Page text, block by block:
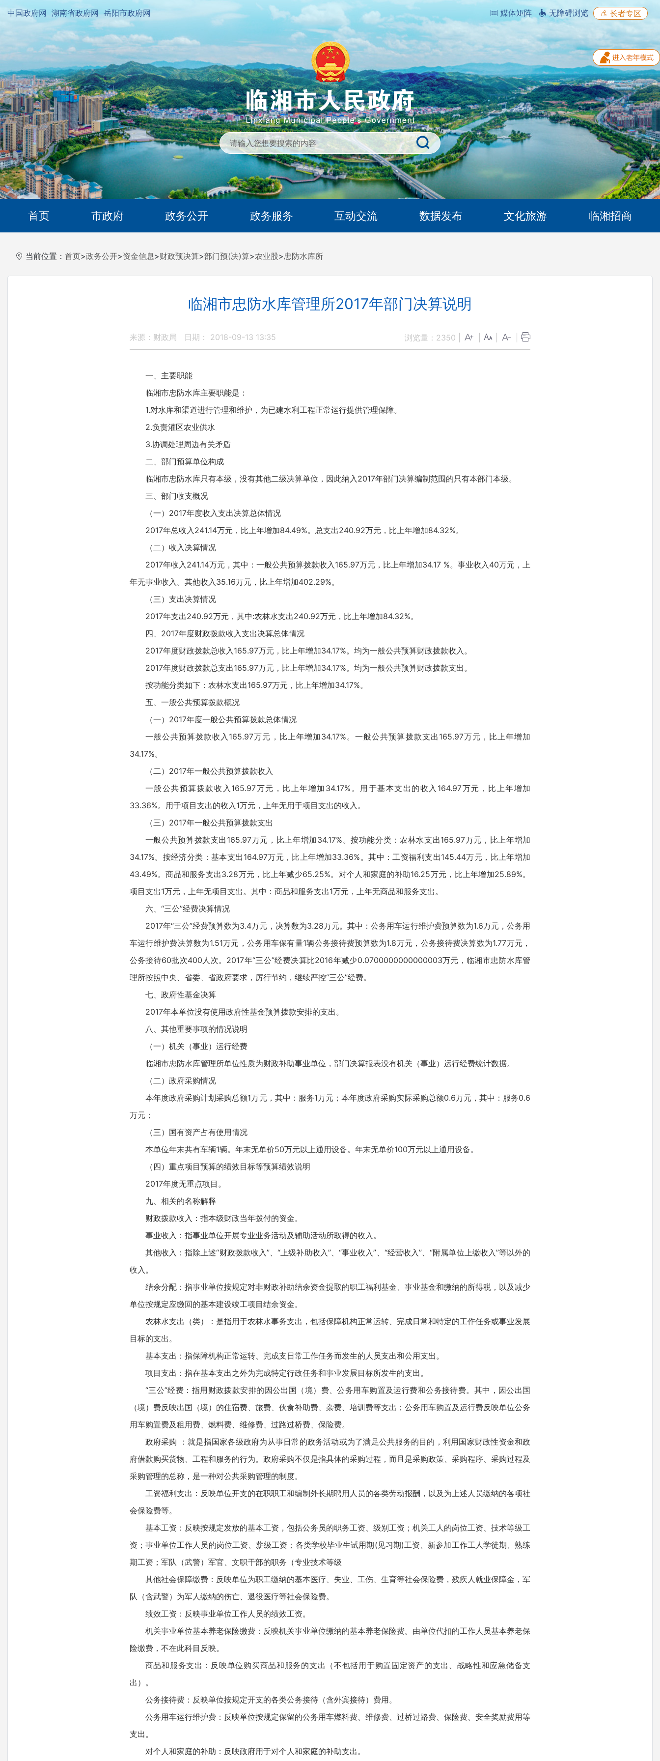
中国政府网 湖南省政府网 岳阳市政府网 媒体矩阵 无障碍浏览 长者专区
首页 市政府 政务公开 政务服务 互动交流 数据发布 文化旅游 临湘招商
当前位置： 首页>政务公开>资金信息>财政预决算>部门预(决)算>农业股>忠防水库所
临湘市忠防水库管理所2017年部门决算说明
来源：财政局 日期： 2018-09-13 13:35 浏览量： 2350
一、主要职能
临湘市忠防水库主要职能是：
1.对水库和渠道进行管理和维护，为已建水利工程正常运行提供管理保障。
2.负责灌区农业供水
3.协调处理周边有关矛盾
二、部门预算单位构成
临湘市忠防水库只有本级，没有其他二级决算单位，因此纳入2017年部门决算编制范围的只有本部门本级。
三、部门收支概况
（一）2017年度收入支出决算总体情况
2017年总收入241.14万元，比上年增加84.49%。总支出240.92万元，比上年增加84.32%。
（二）收入决算情况
2017年收入241.14万元，其中：一般公共预算拨款收入165.97万元，比上年增加34.17 %。事业收入40万元，上
年无事业收入。其他收入35.16万元，比上年增加402.29%。
（三）支出决算情况
2017年支出240.92万元，其中:农林水支出240.92万元，比上年增加84.32%。
四、2017年度财政拨款收入支出决算总体情况
2017年度财政拨款总收入165.97万元，比上年增加34.17%。均为一般公共预算财政拨款收入。
2017年度财政拨款总支出165.97万元，比上年增加34.17%。均为一般公共预算财政拨款支出。
按功能分类如下：农林水支出165.97万元，比上年增加34.17%。
五、一般公共预算拨款概况
（一）2017年度一般公共预算拨款总体情况
一般公共预算拨款收入165.97万元，比上年增加34.17%。一般公共预算拨款支出165.97万元，比上年增加
34.17%。
（二）2017年一般公共预算拨款收入
一般公共预算拨款收入165.97万元，比上年增加34.17%。用于基本支出的收入164.97万元，比上年增加
33.36%。用于项目支出的收入1万元，上年无用于项目支出的收入。
（三）2017年一般公共预算拨款支出
一般公共预算拨款支出165.97万元，比上年增加34.17%。按功能分类：农林水支出165.97万元，比上年增加
34.17%。按经济分类：基本支出164.97万元，比上年增加33.36%。其中：工资福利支出145.44万元，比上年增加
43.49%。商品和服务支出3.28万元，比上年减少65.25%。对个人和家庭的补助16.25万元，比上年增加25.89%。
项目支出1万元，上年无项目支出。其中：商品和服务支出1万元，上年无商品和服务支出。
六、“三公”经费决算情况
2017年“三公”经费预算数为3.4万元，决算数为3.28万元。其中：公务用车运行维护费预算数为1.6万元，公务用
车运行维护费决算数为1.51万元，公务用车保有量1辆公务接待费预算数为1.8万元，公务接待费决算数为1.77万元，
公务接待60批次400人次。2017年“三公”经费决算比2016年减少0.0700000000000003万元，临湘市忠防水库管
理所按照中央、省委、省政府要求，厉行节约，继续严控“三公”经费。
七、政府性基金决算
2017年本单位没有使用政府性基金预算拨款安排的支出。
八、其他重要事项的情况说明
（一）机关（事业）运行经费
临湘市忠防水库管理所单位性质为财政补助事业单位，部门决算报表没有机关（事业）运行经费统计数据。
（二）政府采购情况
本年度政府采购计划采购总额1万元，其中：服务1万元；本年度政府采购实际采购总额0.6万元，其中：服务0.6
万元；
（三）国有资产占有使用情况
本单位年末共有车辆1辆。年末无单价50万元以上通用设备。年末无单价100万元以上通用设备。
（四）重点项目预算的绩效目标等预算绩效说明
2017年度无重点项目。
九、相关的名称解释
财政拨款收入：指本级财政当年拨付的资金。
事业收入：指事业单位开展专业业务活动及辅助活动所取得的收入。
其他收入：指除上述“财政拨款收入”、“上级补助收入”、“事业收入”、“经营收入”、“附属单位上缴收入”等以外的
收入。
结余分配：指事业单位按规定对非财政补助结余资金提取的职工福利基金、事业基金和缴纳的所得税，以及减少
单位按规定应缴回的基本建设竣工项目结余资金。
农林水支出（类）：是指用于农林水事务支出，包括保障机构正常运转、完成日常和特定的工作任务或事业发展
目标的支出。
基本支出：指保障机构正常运转、完成支日常工作任务而发生的人员支出和公用支出。
项目支出：指在基本支出之外为完成特定行政任务和事业发展目标所发生的支出。
“三公”经费：指用财政拨款安排的因公出国（境）费、公务用车购置及运行费和公务接待费。其中，因公出国
（境）费反映出国（境）的住宿费、旅费、伙食补助费、杂费、培训费等支出；公务用车购置及运行费反映单位公务
用车购置费及租用费、燃料费、维修费、过路过桥费、保险费。
政府采购 ：就是指国家各级政府为从事日常的政务活动或为了满足公共服务的目的，利用国家财政性资金和政
府借款购买货物、工程和服务的行为。政府采购不仅是指具体的采购过程，而且是采购政策、采购程序、采购过程及
采购管理的总称，是一种对公共采购管理的制度。
工资福利支出：反映单位开支的在职职工和编制外长期聘用人员的各类劳动报酬，以及为上述人员缴纳的各项社
会保险费等。
基本工资：反映按规定发放的基本工资，包括公务员的职务工资、级别工资；机关工人的岗位工资、技术等级工
资；事业单位工作人员的岗位工资、薪级工资；各类学校毕业生试用期(见习期)工资、新参加工作工人学徒期、熟练
期工资；军队（武警）军官、文职干部的职务（专业技术等级
其他社会保障缴费：反映单位为职工缴纳的基本医疗、失业、工伤、生育等社会保险费，残疾人就业保障金，军
队（含武警）为军人缴纳的伤亡、退役医疗等社会保险费。
绩效工资：反映事业单位工作人员的绩效工资。
机关事业单位基本养老保险缴费：反映机关事业单位缴纳的基本养老保险费。由单位代扣的工作人员基本养老保
险缴费，不在此科目反映。
商品和服务支出：反映单位购买商品和服务的支出（不包括用于购置固定资产的支出、战略性和应急储备支
出）。
公务接待费：反映单位按规定开支的各类公务接待（含外宾接待）费用。
公务用车运行维护费：反映单位按规定保留的公务用车燃料费、维修费、过桥过路费、保险费、安全奖励费用等
支出。
对个人和家庭的补助：反映政府用于对个人和家庭的补助支出。